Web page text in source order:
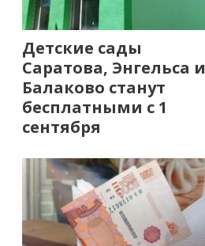
Детские сады
Саратова, Энгельса и
Балаково станут
бесплатными с 1
сентября